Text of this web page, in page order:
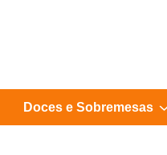
Doces e Sobremesas